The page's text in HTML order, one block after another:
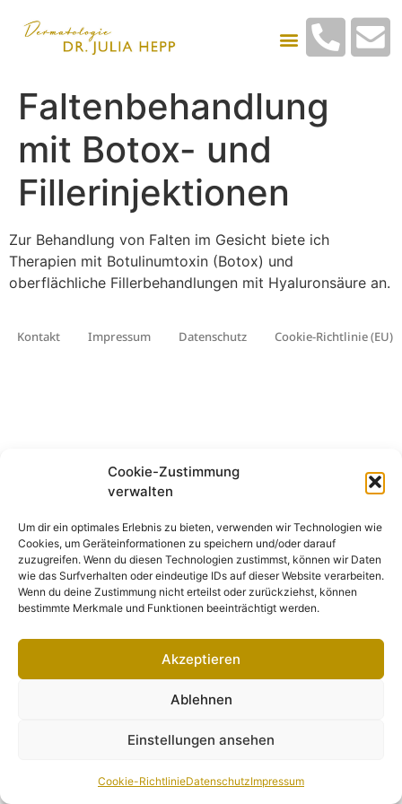
Cookie-Zustimmung
verwalten
Um dir ein optimales Erlebnis zu bieten, verwenden wir Technologien wie
Cookies, um Geräteinformationen zu speichern und/oder darauf
zuzugreifen. Wenn du diesen Technologien zustimmst, können wir Daten
wie das Surfverhalten oder eindeutige IDs auf dieser Website verarbeiten.
Wenn du deine Zustimmung nicht erteilst oder zurückziehst, können
bestimmte Merkmale und Funktionen beeinträchtigt werden.
Akzeptieren
Ablehnen
Einstellungen ansehen
Cookie-RichtlinieDatenschutzImpressum
Faltenbehandlung
mit Botox- und
Fillerinjektionen
Zur Behandlung von Falten im Gesicht biete ich
Therapien mit Botulinumtoxin (Botox) und
oberflächliche Fillerbehandlungen mit Hyaluronsäure an.
Kontakt Impressum Datenschutz Cookie-Richtlinie (EU)